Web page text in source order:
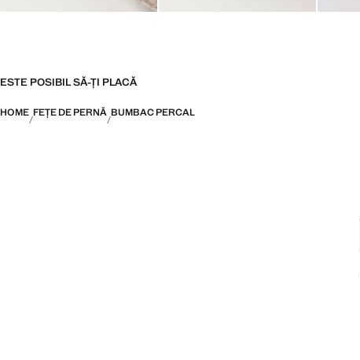
ESTE POSIBIL SĂ-ȚI PLACĂ
HOME FEȚE DE PERNĂ BUMBAC PERCAL